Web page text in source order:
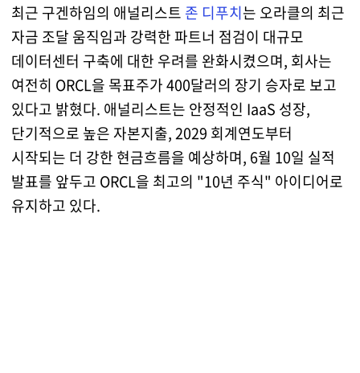
최근 구겐하임의 애널리스트 존 디푸치는 오라클의 최근
자금 조달 움직임과 강력한 파트너 점검이 대규모
데이터센터 구축에 대한 우려를 완화시켰으며, 회사는
여전히 ORCL을 목표주가 400달러의 장기 승자로 보고
있다고 밝혔다. 애널리스트는 안정적인 IaaS 성장,
단기적으로 높은 자본지출, 2029 회계연도부터
시작되는 더 강한 현금흐름을 예상하며, 6월 10일 실적
발표를 앞두고 ORCL을 최고의 "10년 주식" 아이디어로
유지하고 있다.